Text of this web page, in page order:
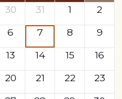
30 31 1
2
6 7 8
9
13 14 15
16
20 21 22
23